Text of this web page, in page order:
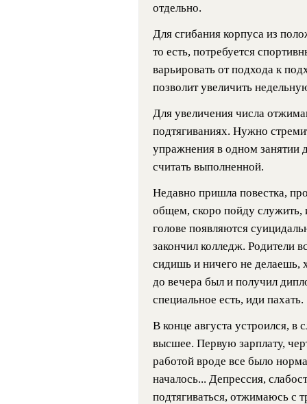
отдельно.
Для сгибания корпуса из
то есть, потребуется
варьировать от подхода к
позволит увеличить
Для увеличения числа
подтягиваниях. Нужно
упражнения в одном занятии
считать выполненной.
Недавно пришла повестка,
общем, скоро пойду служить,
голове появляются
закончил колледж. Родители
сидишь и ничего не делаешь,
до вечера был и получил
специальное есть, иди пахать.
В конце августа устроился,
высшее. Первую зарплату,
работой вроде все было
началось... Депрессия,
подтягиваться, отжимаюсь с